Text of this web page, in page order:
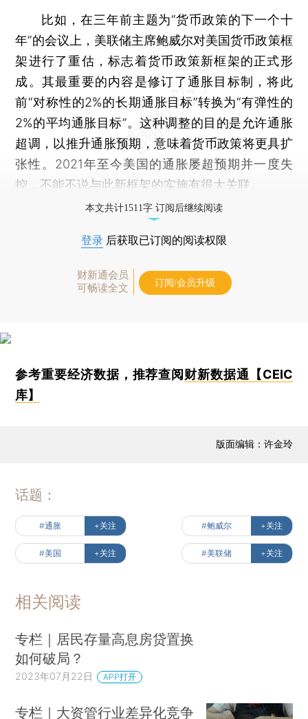
比如，在三年前主题为“货币政策的下一个十
年”的会议上，美联储主席鲍威尔对美国货币政策框
架进行了重估，标志着货币政策新框架的正式形
成。其最重要的内容是修订了通胀目标制，将此
前“对称性的2%的长期通胀目标”转换为“有弹性的
2%的平均通胀目标”。这种调整的目的是允许通胀
超调，以推升通胀预期，意味着货币政策将更具扩
张性。2021年至今美国的通胀屡超预期并一度失
控，不能不说与此新框架的实施有很大关联。
本文共计1511字 订阅后继续阅读
登录 后获取已订阅的阅读权限
财新通会员
可畅读全文
订阅/会员升级
参考重要经济数据，推荐查阅 财新数据通【CEIC
库】
版面编辑：许金玲
话题：
#通胀 +关注 #鲍威尔 +关注
#美国 +关注 #美联储 +关注
相关阅读
专栏｜居民存量高息房贷置换
如何破局？
2023年07月22日 APP打开
专栏｜大资管行业差异化竞争